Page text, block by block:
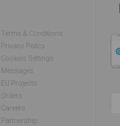
Terms & Conditions
Privacy Policy
Cookies Settings
Messages
EU Projects
Orders
Careers
Partnership